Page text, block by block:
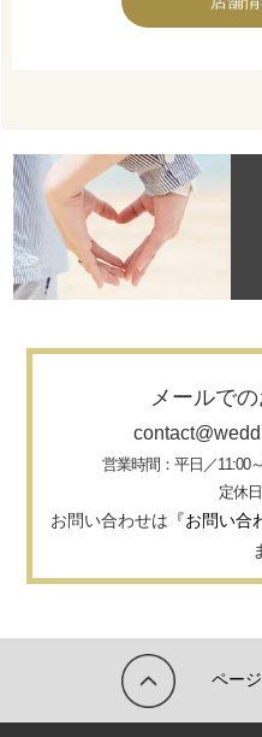
メールで
営業時間：平日／11:00
定休
お問い合わせは 『お問い合
ペー